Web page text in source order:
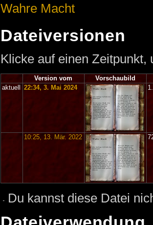
Wahre Macht
Dateiversionen
Klicke auf einen
Version vom
Vorschaubild
aktuell
22:34, 3. Mai 2024
10:25, 13. Mär. 2022
Du kannst diese Datei